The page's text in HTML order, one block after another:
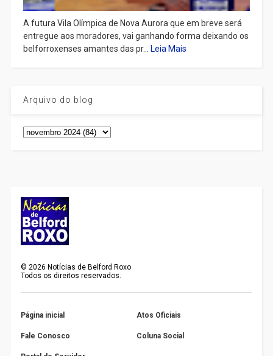
A futura Vila Olímpica de Nova Aurora que em breve será
entregue aos moradores, vai ganhando forma deixando os
belforroxenses amantes das pr... Leia Mais
Arquivo do blog
© 2026 Notícias de Belford Roxo
Todos os direitos reservados.
Página inicial Atos Oficiais
Fale Conosco Coluna Social